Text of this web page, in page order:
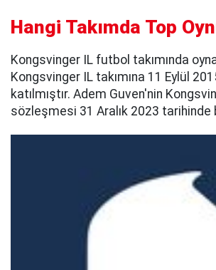
Hangi Takımda Top
Kongsvinger IL futbol takımında
Kongsvinger IL takımına 11 Eylül
katılmıştır. Adem Guven'nin
sözleşmesi 31 Aralık 2023